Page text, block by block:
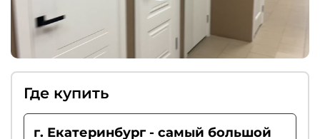
Где купить
г. Екатеринбург - самый большой